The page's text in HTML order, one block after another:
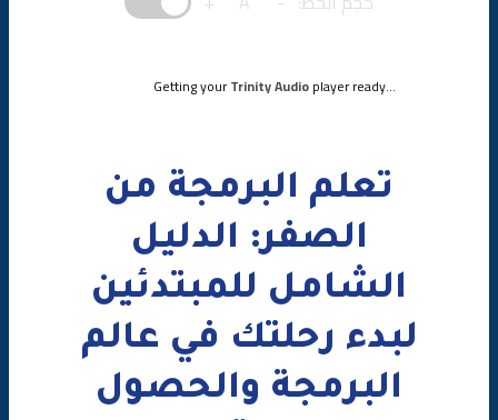
Getting yourTrinity Audioplayer ready...
تعلم البرمجة من
الصفر: الدليل
الشامل للمبتدئين
لبدء رحلتك في عالم
البرمجة والحصول
🎯 الهدف:
💻 مشاريع تطبيقية:
🎯 الهدف:
💻 مشاريع تطبيقية:
📅 الأشهر 10-12: الاستعداد لسوق العمل